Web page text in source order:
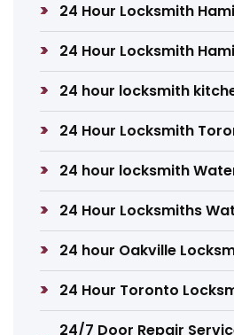
24 Hour Locksmith
24 Hour Locksmith
24 hour locksmith
24 Hour Locksmith
24 hour locksmith
24 Hour Locksmiths
24 hour Oakville
24 Hour Toronto
24/7 Door Repair